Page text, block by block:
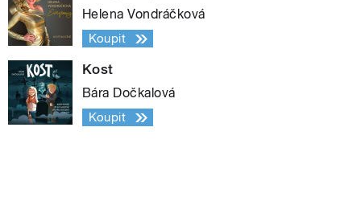
Helena Vondráčková
Koupit
Kost
Bára Dočkalová
Koupit